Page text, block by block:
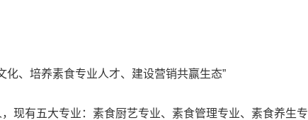
化、培养素食专业人才、建设营销共赢生态”
现有五大专业：素食厨艺专业、素食管理专业、素食养生专